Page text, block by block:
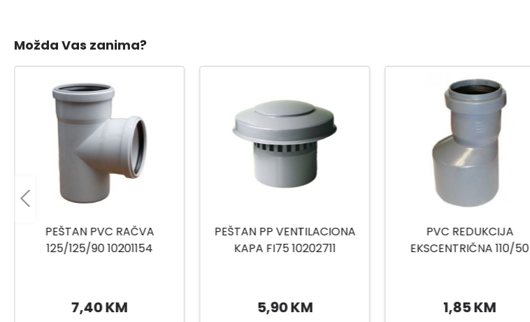
Možda Vas zanima?
PEŠTAN PP VENTILACIONA
KAPA FI75 10202711
5,90 KM
PVC REDUKCIJA
EKSCENTRIČNA 110/50
1,85 KM
PEŠTAN CIJEV
KANALIZACIONA 32X1000
2,25 KM